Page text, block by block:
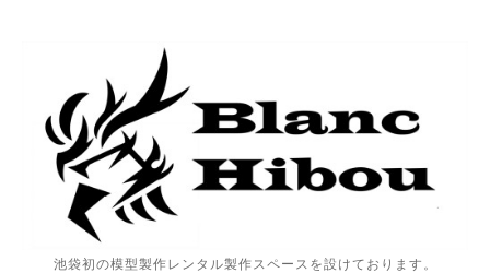
池袋初の模型製作レンタル製作スペースを設けております。